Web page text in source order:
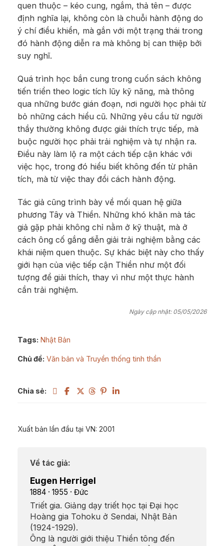
quen thuộc – kéo cung, ngắm, thả tên – được
định nghĩa lại, không còn là chuỗi hành động do
ý chí điều khiển, mà gắn với một trạng thái trong
đó hành động diễn ra mà không bị can thiệp bởi
suy nghĩ.
Quá trình học bắn cung trong cuốn sách không
tiến triển theo logic tích lũy kỹ năng, mà thông
qua những bước gián đoạn, nơi người học phải từ
bỏ những cách hiểu cũ. Những yêu cầu từ người
thầy thường không được giải thích trực tiếp, mà
buộc người học phải trải nghiệm và tự nhận ra.
Điều này làm lộ ra một cách tiếp cận khác với
việc học, trong đó hiểu biết không đến từ phân
tích, mà từ việc thay đổi cách hành động.
Tác giả cũng trình bày về mối quan hệ giữa
phương Tây và Thiền. Những khó khăn mà tác
giả gặp phải không chỉ nằm ở kỹ thuật, mà ở
cách ông cố gắng diễn giải trải nghiệm bằng các
khái niệm quen thuộc. Sự khác biệt này cho thấy
giới hạn của việc tiếp cận Thiền như một đối
tượng để giải thích, thay vì như một thực hành
cần trải nghiệm.
Ngày cập nhật: 05/05/2026
Tags: Nhật Bản
Chủ đề: Văn bản và Truyền thống tinh thần
Chia sẻ:
Xuất bản lần đầu tại VN: 2001
Về tác giả:
Eugen Herrigel
1884 · 1955 · Đức
Triết gia. Giảng dạy triết học tại Đại học
Hoàng gia Tohoku ở Sendai, Nhật Bản
(1924-1929).
Ông là người giới thiệu Thiền tông đến